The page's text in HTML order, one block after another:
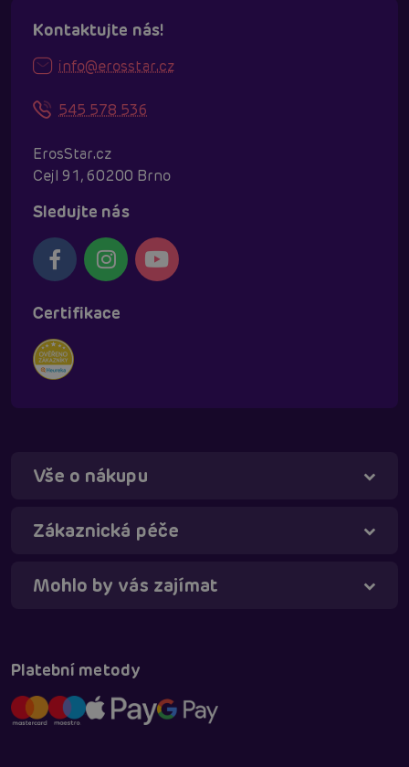
Kontaktujte nás!
info@erosstar.cz
545 578 536
ErosStar.cz
Cejl 91, 60200 Brno
Sledujte nás
Certifikace
Vše o nákupu
Zákaznická péče
Mohlo by vás zajímat
Platební metody
Táňa - virtuální asistentka